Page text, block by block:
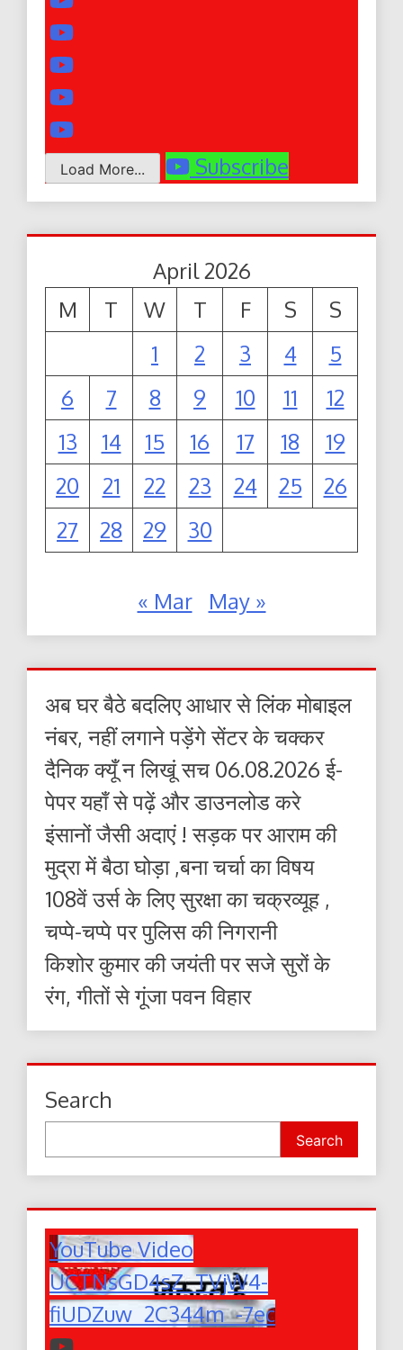
Load More... Subscribe
April 2026
M
T W T F S
S
1
2 3 4
5
6
7 8 9 10 11
12
13
14 15 16 17 18
19
20
21 22 23 24 25
26
27
28 29 30
« Mar May »
अब घर बैठे बदलिए आधार से लिंक मोबाइल
नंबर, नहीं लगाने पड़ेंगे सेंटर के चक्कर
दैनिक क्यूँ न लिखूं सच 06.08.2026 ई-
पेपर यहाँ से पढ़ें और डाउनलोड करे
इंसानों जैसी अदाएं ! सड़क पर आराम की
मुद्रा में बैठा घोड़ा ,बना चर्चा का विषय
108वें उर्स के लिए सुरक्षा का चक्रव्यूह ,
चप्पे-चप्पे पर पुलिस की निगरानी
किशोर कुमार की जयंती पर सजे सुरों के
रंग, गीतों से गूंजा पवन विहार
Search
Search
YouTube Video
UCTNsGD4sZ_TVjW4-
fiUDZuw_2C344m_-7ec